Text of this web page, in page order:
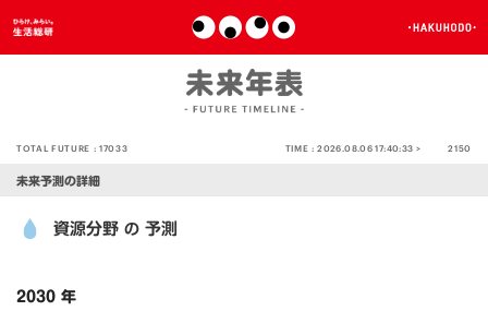
TOTAL FUTURE :17033 TIME :2026.08.06 17:40:33 > 2150
未来予測の詳細
資源分野 の 予測
2030 年